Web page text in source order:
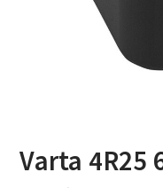
Varta 4R25